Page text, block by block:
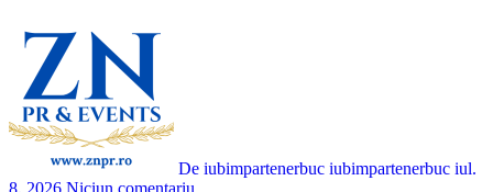
De iubimpartenerbuc iubimpartenerbuc iul.
8, 2026 Niciun comentariu